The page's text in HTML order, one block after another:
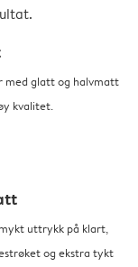
med glatt og halvmatt
kvalitet.
uttrykk på klart,
og ekstra tykt